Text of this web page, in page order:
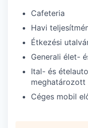
Cafeteria
Havi
Étkezési
Generali élet-
Ital- és
meghatározott
Céges mobil